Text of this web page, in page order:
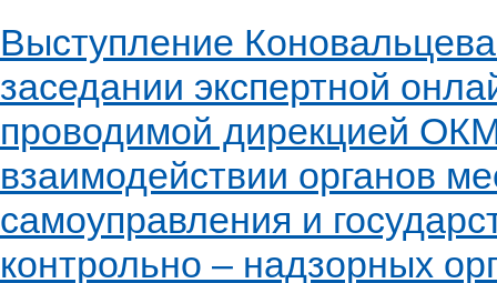
Выступление
заседании экспертной
проводимой дирекцией
взаимодействии органов
самоуправления и
контрольно – надзорных